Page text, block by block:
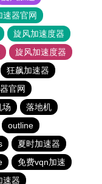
速器官网
旋风加速度器
旋风加速度器
狂飙加速器
官网
场
落地机
outline
夏时加速器
免费vqn加速
速器